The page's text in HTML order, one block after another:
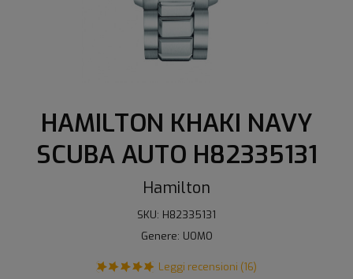
HAMILTON KHAKI NAVY
SCUBA AUTO H82335131
Hamilton
SKU: H82335131
Genere: UOMO
Leggi recensioni (16)